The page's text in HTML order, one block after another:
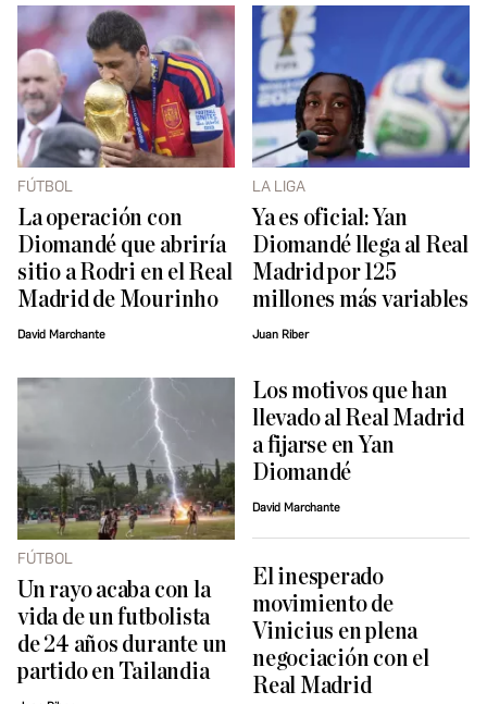
FÚTBOL
La operación con
Diomandé que abriría
sitio a Rodri en el Real
Madrid de Mourinho
David Marchante
LA LIGA
Ya es oficial: Yan
Diomandé llega al Real
Madrid por 125
millones más variables
Juan Riber
FÚTBOL
Un rayo acaba con la
vida de un futbolista
de 24 años durante un
partido en Tailandia
Los motivos que han
llevado al Real Madrid
a fijarse en Yan
Diomandé
David Marchante
El inesperado
movimiento de
Vinicius en plena
negociación con el
Real Madrid